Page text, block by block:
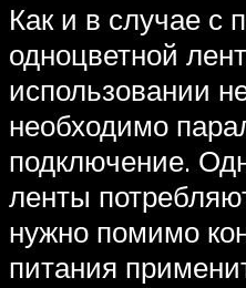
Как и в случае с
одноцветной
использовании
необходимо
подключение.
ленты
нужно помимо
питания